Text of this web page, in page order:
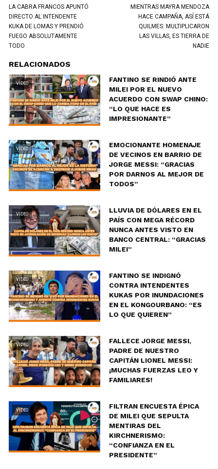
LA CABRA FRANCOS APUNTÓ
DIRECTO AL INTENDENTE
KUKA DE LOMAS Y PRENDIÓ
FUEGO ABSOLUTAMENTE
TODO
MIENTRAS MAYRA MENDOZA
HACE CAMPAÑA, ASÍ ESTÁ
QUILMES: MULTIPLICARON
LAS VILLAS, ES TIERRA DE
NADIE
RELACIONADOS
VIDEO
FANTINO SE RINDIÓ ANTE
MILEI POR EL NUEVO
ACUERDO CON SWAP CHINO:
“LO QUE HACE ES
IMPRESIONANTE”
VIDEO
EMOCIONANTE HOMENAJE
DE VECINOS EN BARRIO DE
JORGE MESSI: “GRACIAS
POR DARNOS AL MEJOR DE
TODOS”
VIDEO
LLUVIA DE DÓLARES EN EL
PAÍS CON MEGA RÉCORD
NUNCA ANTES VISTO EN
BANCO CENTRAL: “GRACIAS
MILEI”
VIDEO
FANTINO SE INDIGNÓ
CONTRA INTENDENTES
KUKAS POR INUNDACIONES
EN EL KONGOURBANO: “ES
LO QUE QUIEREN”
VIDEO
FALLECE JORGE MESSI,
PADRE DE NUESTRO
CAPITÁN LIONEL MESSI:
¡MUCHAS FUERZAS LEO Y
FAMILIARES!
VIDEO
FILTRAN ENCUESTA ÉPICA
DE MILEI QUE SEPULTA
MENTIRAS DEL
KIRCHNERISMO:
“CONFIANZA EN EL
PRESIDENTE”